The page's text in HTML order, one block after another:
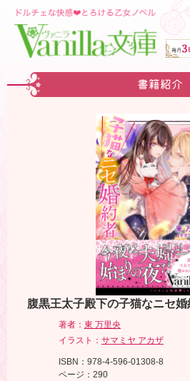
書籍紹介
腹黒王太子殿下の子猫なニセ婚
著者： 東 万里央
イラスト： サマミヤ アカザ
ISBN：978-4-596-01308-8
ページ：290